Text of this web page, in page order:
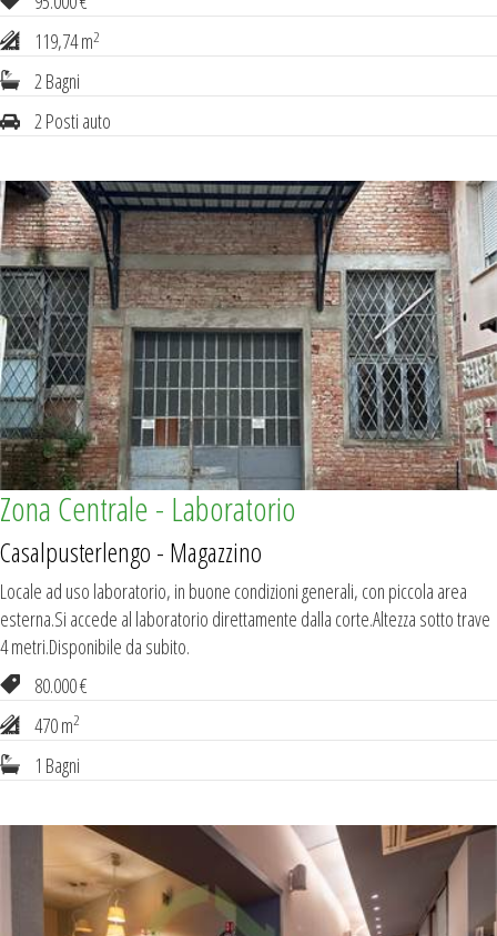
119,74 m2
2 Bagni
2 Posti auto
Zona Centrale - Laboratorio
Casalpusterlengo - Magazzino
Locale ad uso laboratorio, in buone condizioni generali, con piccola area
esterna.Si accede al laboratorio direttamente dalla corte.Altezza sotto trave
4 metri.Disponibile da subito.
80.000 €
470 m2
1 Bagni